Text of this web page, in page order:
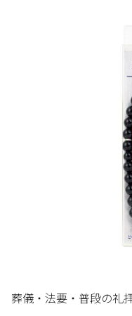
葬儀・法要・普段の礼